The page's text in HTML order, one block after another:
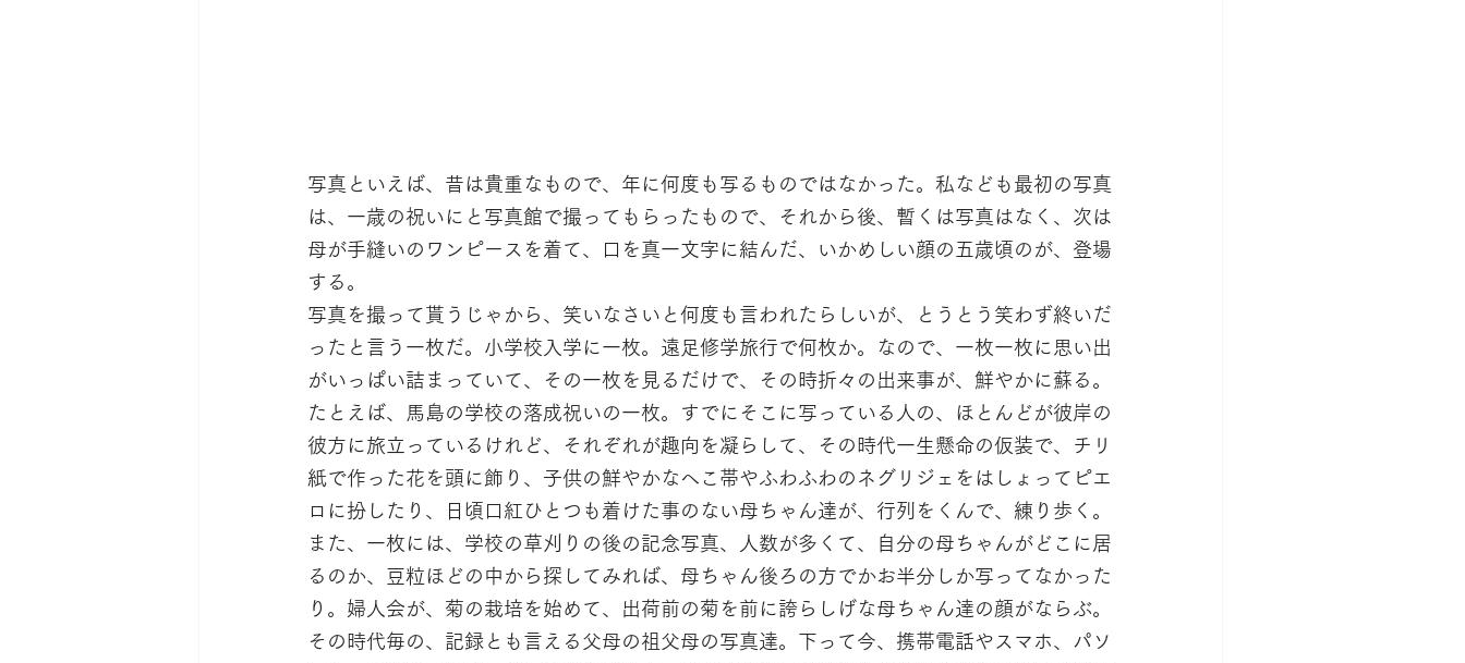
写真といえば、昔は貴重なもので、年に何度も写るものではなかった。私なども最初の写真
は、一歳の祝いにと写真館で撮ってもらったもので、それから後、暫くは写真はなく、次は
母が手縫いのワンピースを着て、口を真一文字に結んだ、いかめしい顔の五歳頃のが、登場
する。
写真を撮って貰うじゃから、笑いなさいと何度も言われたらしいが、とうとう笑わず終いだ
ったと言う一枚だ。小学校入学に一枚。遠足修学旅行で何枚か。なので、一枚一枚に思い出
がいっぱい詰まっていて、その一枚を見るだけで、その時折々の出来事が、鮮やかに蘇る。
たとえば、馬島の学校の落成祝いの一枚。すでにそこに写っている人の、ほとんどが彼岸の
彼方に旅立っているけれど、それぞれが趣向を凝らして、その時代一生懸命の仮装で、チリ
紙で作った花を頭に飾り、子供の鮮やかなへこ帯やふわふわのネグリジェをはしょってピエ
ロに扮したり、日頃口紅ひとつも着けた事のない母ちゃん達が、行列をくんで、練り歩く。
また、一枚には、学校の草刈りの後の記念写真、人数が多くて、自分の母ちゃんがどこに居
るのか、豆粒ほどの中から探してみれば、母ちゃん後ろの方でかお半分しか写ってなかった
り。婦人会が、菊の栽培を始めて、出荷前の菊を前に誇らしげな母ちゃん達の顔がならぶ。
その時代毎の、記録とも言える父母の祖父母の写真達。下って今、携帯電話やスマホ、パソ